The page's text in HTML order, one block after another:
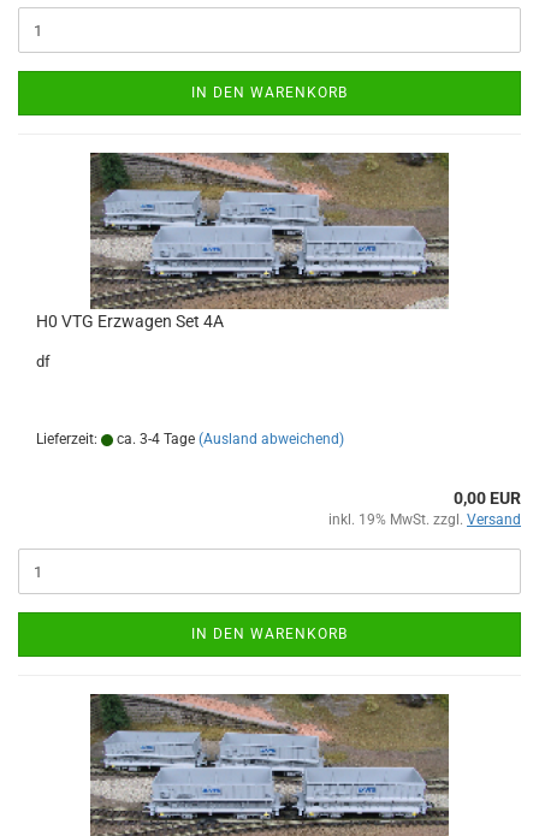
IN DEN WARENKORB
H0 VTG Erzwagen Set 4A
df
Lieferzeit: ca. 3-4 Tage (Ausland abweichend)
0,00 EUR
inkl. 19% MwSt. zzgl. Versand
IN DEN WARENKORB